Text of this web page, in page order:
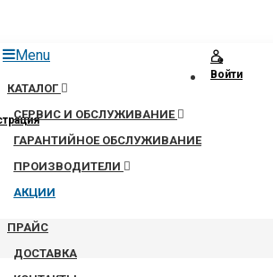
Menu
КАТАЛОГ
СЕРВИС И ОБСЛУЖИВАНИЕ
ГАРАНТИЙНОЕ ОБСЛУЖИВАНИЕ
ПРОИЗВОДИТЕЛИ
АКЦИИ
ПРАЙС
ДОСТАВКА
Войти